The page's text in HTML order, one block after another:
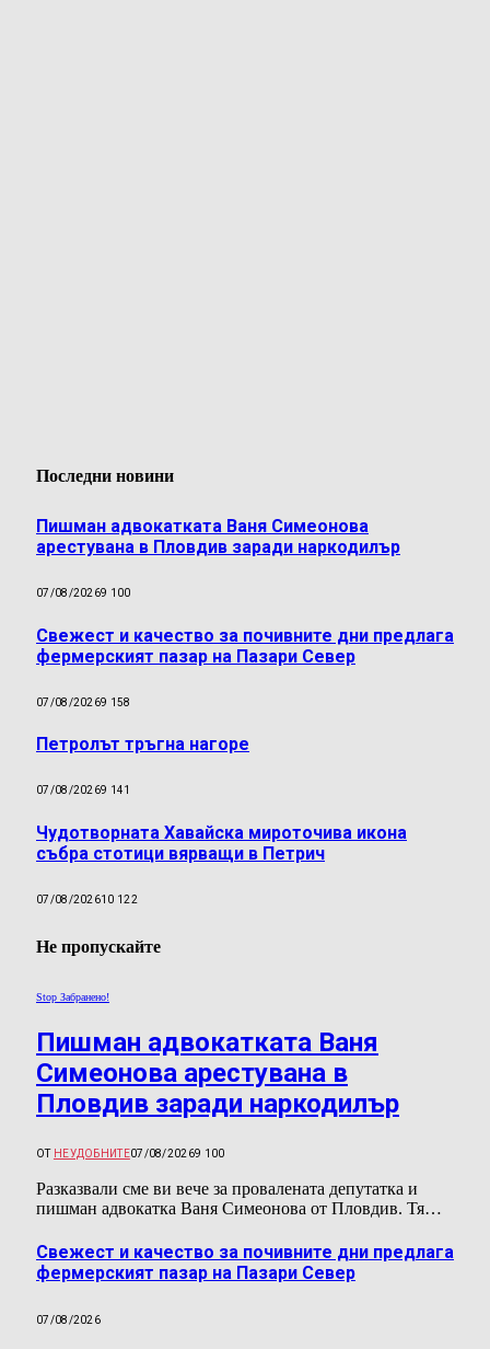
Последни новини
Пишман адвокатката Ваня Симеонова
арестувана в Пловдив заради наркодилър
07/08/20269 100
Свежест и качество за почивните дни предлага
фермерският пазар на Пазари Север
07/08/20269 158
Петролът тръгна нагоре
07/08/20269 141
Чудотворната Хавайска мироточива икона
събра стотици вярващи в Петрич
07/08/202610 122
Не пропускайте
Stop Забранено!
Пишман адвокатката Ваня
Симеонова арестувана в
Пловдив заради наркодилър
ОТ НЕУДОБНИТЕ07/08/20269 100
Разказвали сме ви вече за провалената депутатка и
пишман адвокатка Ваня Симеонова от Пловдив. Тя…
Свежест и качество за почивните дни предлага
фермерският пазар на Пазари Север
07/08/2026